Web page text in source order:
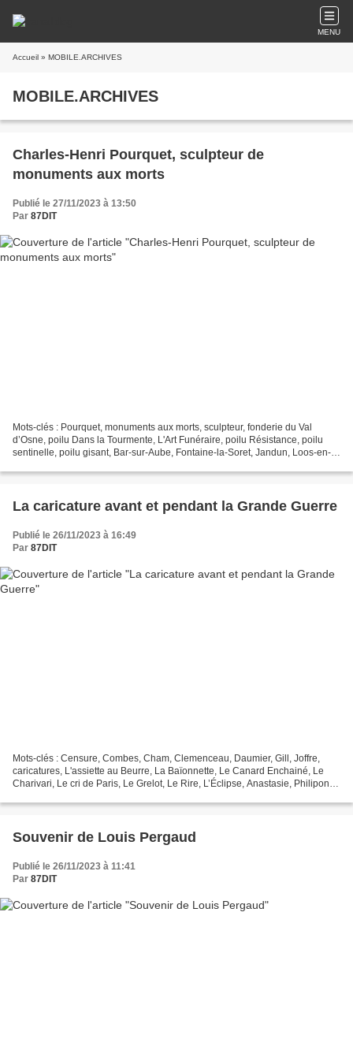
MENU
Accueil » MOBILE.ARCHIVES
MOBILE.ARCHIVES
Charles-Henri Pourquet, sculpteur de
monuments aux morts
Publié le 27/11/2023 à 13:50
Par 87DIT
Mots-clés : Pourquet, monuments aux morts, sculpteur, fonderie du Val
d’Osne, poilu Dans la Tourmente, L'Art Funéraire, poilu Résistance, poilu
sentinelle, poilu gisant, Bar-sur-Aube, Fontaine-la-Soret, Jandun, Loos-en-
La caricature avant et pendant la Grande Guerre
Publié le 26/11/2023 à 16:49
Par 87DIT
Mots-clés : Censure, Combes, Cham, Clemenceau, Daumier, Gill, Joffre,
caricatures, L'assiette au Beurre, La Baïonnette, Le Canard Enchainé, Le
Charivari, Le cri de Paris, Le Grelot, Le Rire, L’Éclipse, Anastasie, Philipon,
Souvenir de Louis Pergaud
Publié le 26/11/2023 à 11:41
Par 87DIT